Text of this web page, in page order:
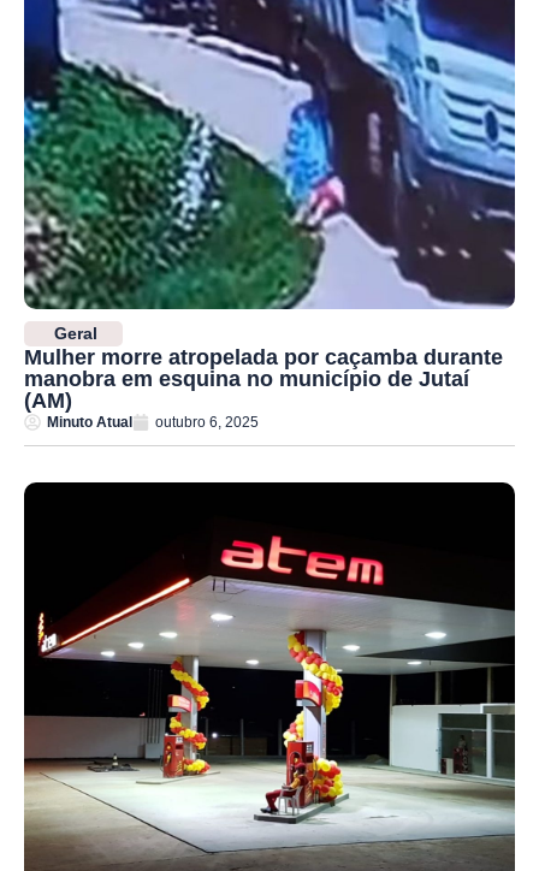
Geral
Mulher morre atropelada por caçamba durante
manobra em esquina no município de Jutaí
(AM)
Minuto Atual outubro 6, 2025